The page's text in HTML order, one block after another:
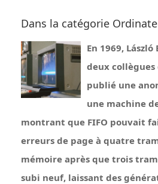
Dans la catégorie
En 1969,
deux collègues
publié une
une machine
montrant que FIFO pouvait
erreurs de page à quatre
mémoire après que trois
subi neuf, laissant des